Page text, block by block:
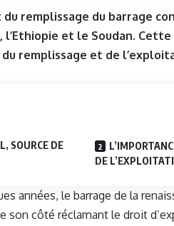
remplissage du barrage
l’Ethiopie et le Soudan.
remplissage et de
SOURCE DE
DE
années, le barrage de la
son côté réclamant le droit